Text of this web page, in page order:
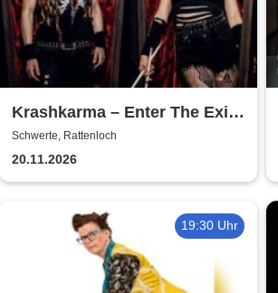
Krashkarma – Enter The Exit
Tour 2026
Schwerte, Rattenloch
20.11.2026
19:30 Uhr